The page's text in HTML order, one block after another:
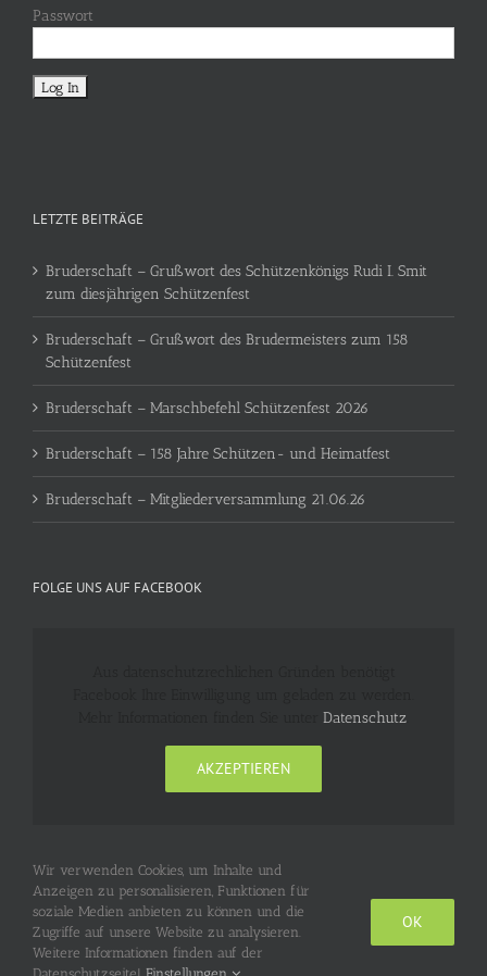
Passwort
LETZTE BEITRÄGE
Bruderschaft – Grußwort des Schützenkönigs Rudi I. Smit
zum diesjährigen Schützenfest
Bruderschaft – Grußwort des Brudermeisters zum 158
Schützenfest
Bruderschaft – Marschbefehl Schützenfest 2026
Bruderschaft – 158 Jahre Schützen- und Heimatfest
Bruderschaft – Mitgliederversammlung 21.06.26
FOLGE UNS AUF FACEBOOK
Datenschutz
AKZEPTIEREN
© Copyright 2017-2026 Hubertusschützen Stürzelberg | Alle Rechte
vorbehalten |Impressum
Wir verwenden Cookies, um Inhalte und
Anzeigen zu personalisieren, Funktionen für
soziale Medien anbieten zu können und die
Zugriffe auf unsere Website zu analysieren.
Weitere Informationen finden auf der
OK